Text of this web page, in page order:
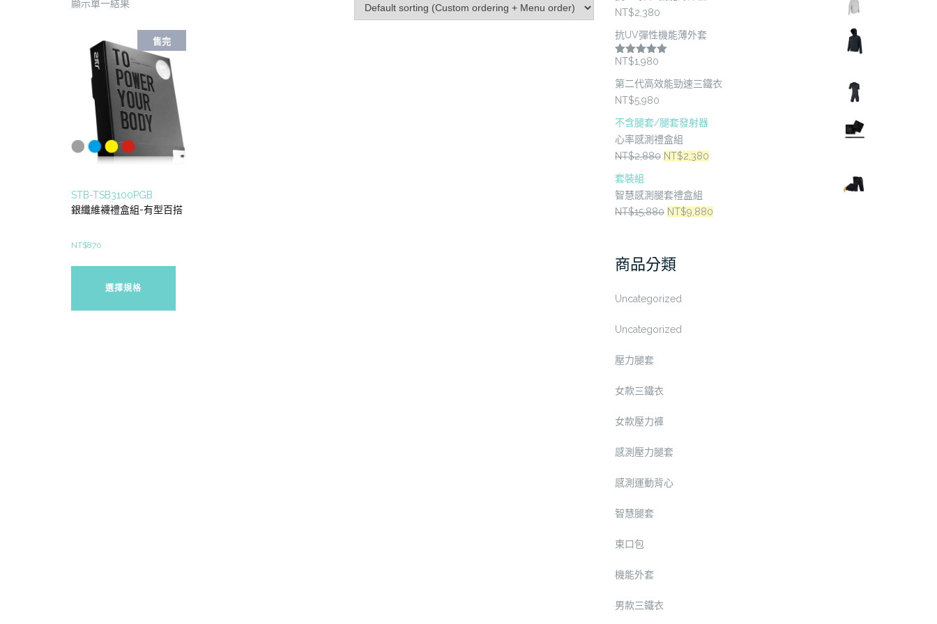
顯示單一結果
售完
STB-TSB3100PGB
銀纖維襪禮盒組-有型百搭
NT$870
選擇規格
NT$2,380
抗UV彈性機能薄外套
評分5.00
NT$1,980
第二代高效能勁速三鐵衣
NT$5,980
不含腿套/腿套發射器
心率感測禮盒組
NT$2,880 原
價
格：
NT$2,380
格：
套裝組
智慧感測腿套禮盒組
NT$15,880 原
格：
NT$9,880
商品分類
Uncategorized
Uncategorized
壓力腿套
女款三鐵衣
女款壓力褲
感測壓力腿套
感測運動背心
智慧腿套
束口包
機能外套
男款三鐵衣